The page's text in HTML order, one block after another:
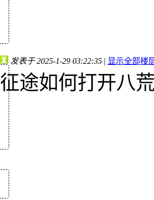
发表于 2025-1-29 03:22:35 | 显示全部楼
征途如何打开八